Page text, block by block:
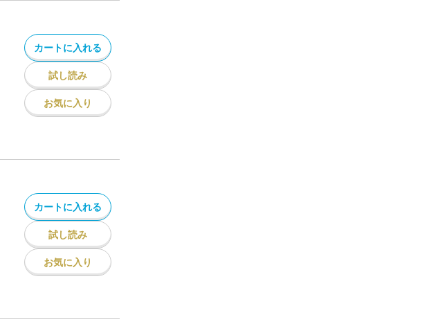
カートに入れる
試し読み
お気に入り
カートに入れる
試し読み
お気に入り